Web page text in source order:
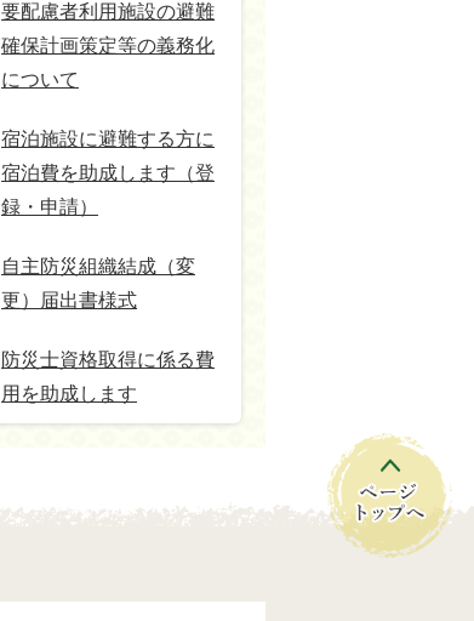
要配慮者利用施設の避難
確保計画策定等の義務化
について
宿泊施設に避難する方に
宿泊費を助成します（登
録・申請）
自主防災組織結成（変
更）届出書様式
防災士資格取得に係る費
用を助成します